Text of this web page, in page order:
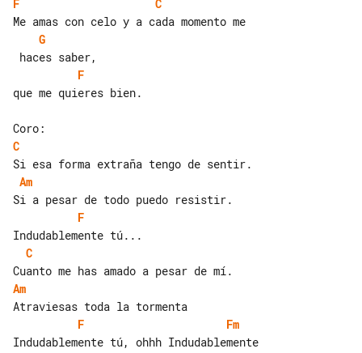
F
C
G
F
que me quieres bien.
C
Am
F
C
Am
F
Fm
Indudablemente tú, ohhh Indudablemente